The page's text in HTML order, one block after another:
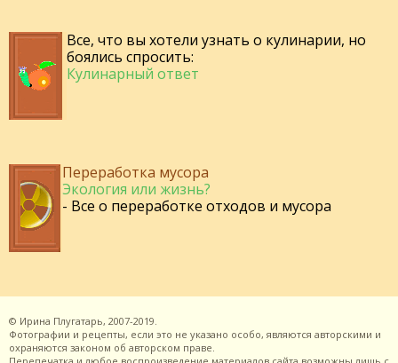
Все, что вы хотели узнать о кулинарии, но
боялись спросить:
Кулинарный ответ
Переработка мусора
Экология или жизнь?
- Все о переработке отходов и мусора
© Ирина Плугатарь, 2007-2019.
Фотографии и рецепты, если это не указано особо, являются авторскими и
охраняются законом об авторском праве.